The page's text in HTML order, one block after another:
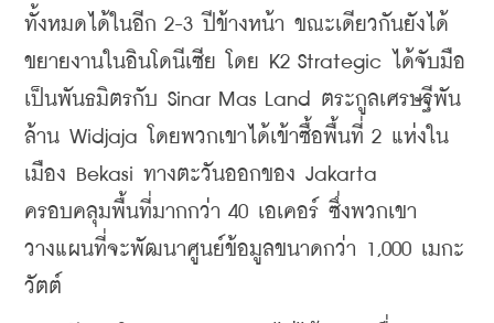
ทั้งหมดได้ในอีก 2-3 ปีข้างหน้า ขณะเดียวกันยังได้
ขยายงานในอินโดนีเซีย โดย K2 Strategic ได้จับมือ
เป็นพันธมิตรกับ Sinar Mas Land ตระกูลเศรษฐีพัน
ล้าน Widjaja โดยพวกเขาได้เข้าซื้อพื้นที่ 2 แห่งใน
เมือง Bekasi ทางตะวันออกของ Jakarta
ครอบคลุมพื้นที่มากกว่า 40 เอเคอร์ ซึ่งพวกเขา
วางแผนที่จะพัฒนาศูนย์ข้อมูลขนาดกว่า
1,000 เมกะ
วัตต์